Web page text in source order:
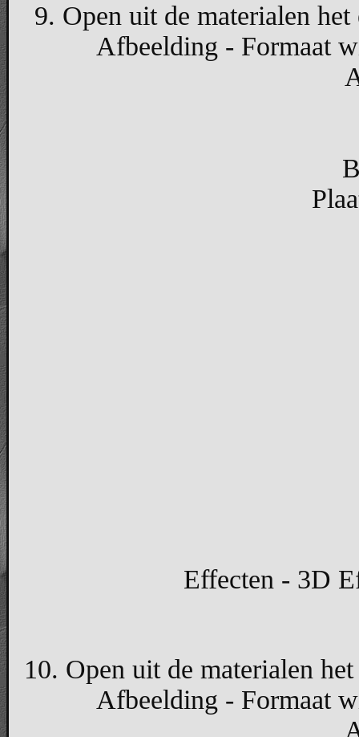
9. Open uit de materialen
Afbeelding - Formaat
Effecten - 3D
10. Open uit de materialen
Afbeelding - Formaat